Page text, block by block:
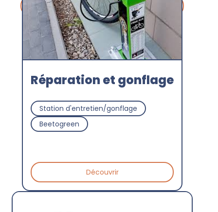
Découvrir
Réparation et gonflage
Station d'entretien/gonflage
Beetogreen
Découvrir